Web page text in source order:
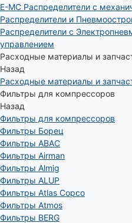
E-MC Распределители с
Распределители и
Распределители с
управлением
Расходные материалы и
Назад
Расходные материалы и
Фильтры для компрессоров
Назад
Фильтры для компрессоров
Фильтры Борец
Фильтры ABAC
Фильтры Airman
Фильтры Almig
Фильтры ALUP
Фильтры Atlas Copco
Фильтры Atmos
Фильтры BERG